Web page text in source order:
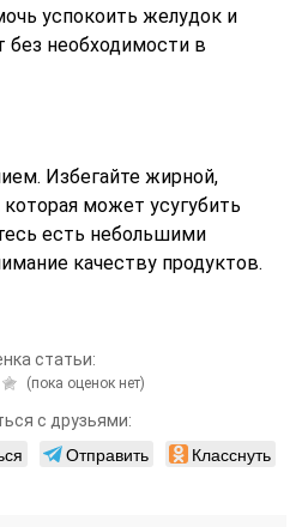
успокоить желудок и
необходимости в
Избегайте жирной,
может усугубить
есть небольшими
качеству продуктов.
статьи:
(пока оценок нет)
с друзьями:
Отправить Класснуть